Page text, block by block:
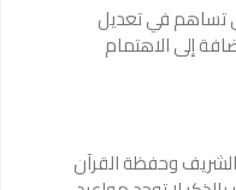
تساهم في تعديل
إلى الاهتمام
وحفظة القرآن